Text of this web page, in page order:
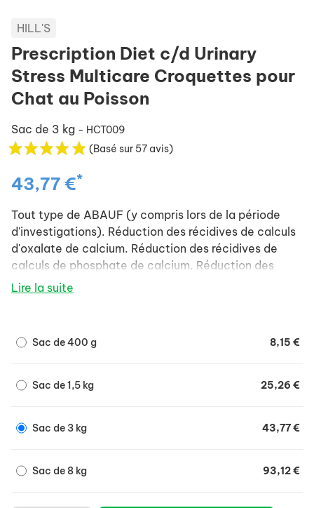
HILL'S
Prescription Diet c/d Urinary
Stress Multicare Croquettes pour
Chat au Poisson
Sac de 3 kg - HCT009
(Basé sur 57 avis)
43,77 €*
Tout type de ABAUF (y compris lors de la période
d'investigations). Réduction des récidives de calculs
d'oxalate de calcium. Réduction des récidives de
calculs de phosphate de calcium. Réduction des
récidives de calculs de struvite. Dissolution des
compris asymptomatique
Contre-indications : Ne pas utiliser cet aliment : Chez
lactation. Patients utilisant simultanément des
Lire la suite
Sac de 400 g 8,15 €
Sac de 1,5 kg 25,26 €
Sac de 3 kg 43,77 €
Sac de 8 kg 93,12 €